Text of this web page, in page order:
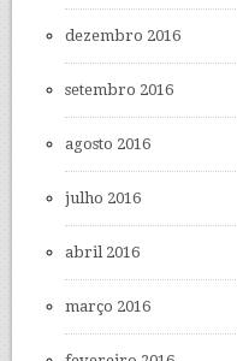
dezembro 2016
setembro 2016
agosto 2016
julho 2016
abril 2016
março 2016